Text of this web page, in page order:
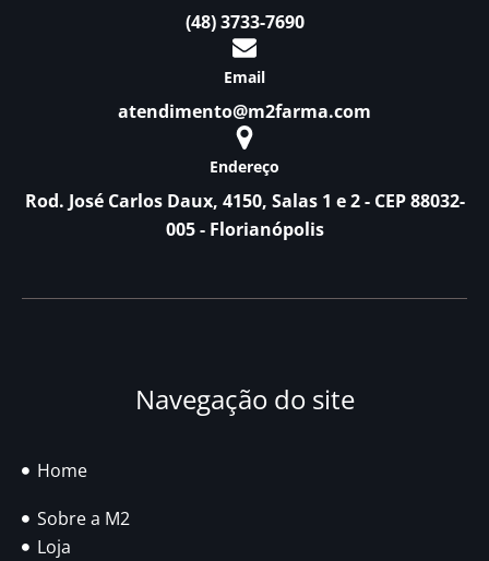
(48) 3733-7690
Email
atendimento@m2farma.com
Endereço
Rod. José Carlos Daux, 4150, Salas 1 e 2 - CEP 88032-
005 - Florianópolis
Navegação do site
Home
Sobre a M2
Loja